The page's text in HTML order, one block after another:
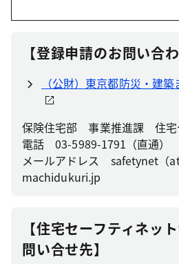
【登録申請のお問い合わ
（公財）東京都防災・建
保険住宅部 事業推進課 住宅
電話 03-5989-1791（直通）
メールアドレス safetynet（
machidukuri.jp
【住宅セーフティネッ
問い合せ先】